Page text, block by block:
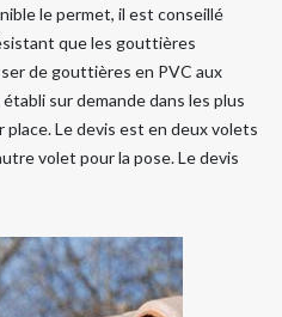
le permet, il est conseillé
que les gouttières
de gouttières en PVC aux
sur demande dans les plus
Le devis est en deux volets
volet pour la pose. Le devis